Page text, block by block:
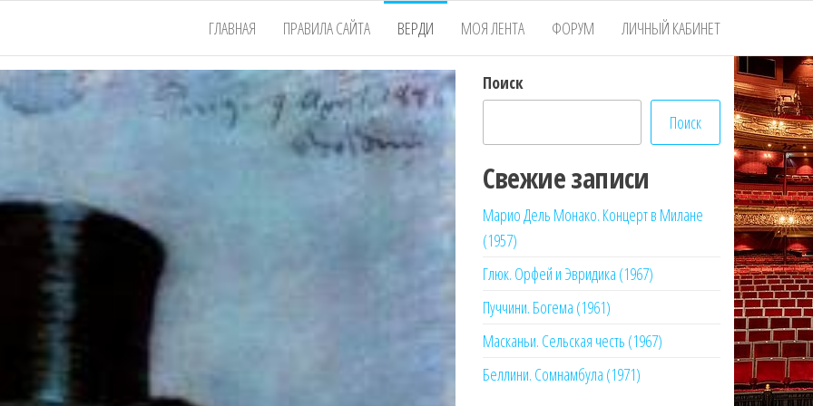
ГЛАВНАЯ ПРАВИЛА САЙТА ВЕРДИ МОЯ ЛЕНТА ФОРУМ ЛИЧНЫЙ КАБИНЕТ
Поиск
Поиск
Свежие записи
Марио Дель Монако. Концерт в Милане
(1957)
Глюк. Орфей и Эвридика (1967)
Пуччини. Богема (1961)
Масканьи. Сельская честь (1967)
Беллини. Сомнамбула (1971)